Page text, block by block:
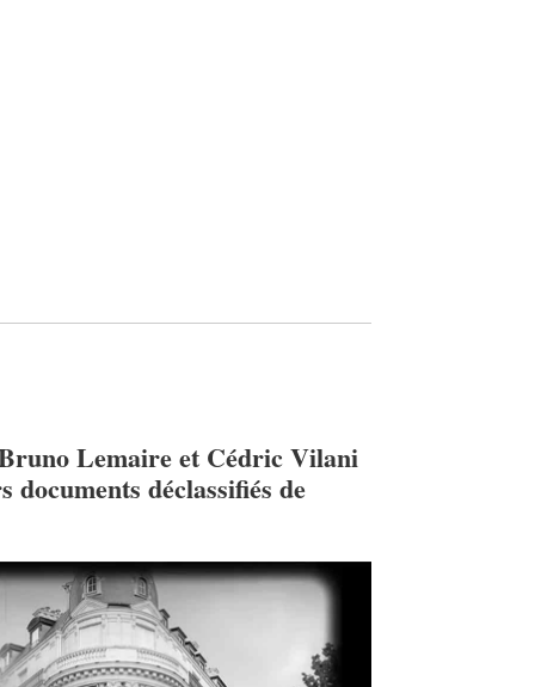
Lemaire et Cédric Vilani
documents déclassifiés de